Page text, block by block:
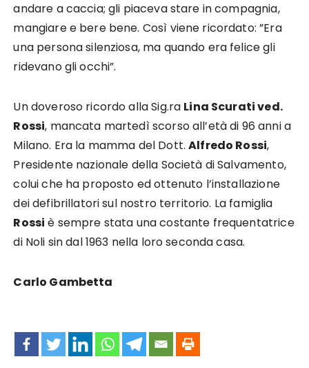
andare a caccia; gli piaceva stare in compagnia,
mangiare e bere bene. Così viene ricordato: ”Era
una persona silenziosa, ma quando era felice gli
ridevano gli occhi”.
Un doveroso ricordo alla Sig.ra Lina Scurati ved.
Rossi, mancata martedì scorso all’età di 96 anni a
Milano. Era la mamma del Dott.Alfredo Rossi,
Presidente nazionale della Società di Salvamento,
colui che ha proposto ed ottenuto l’installazione
dei defibrillatori sul nostro territorio. La famiglia
Rossi è sempre stata una costante frequentatrice
di Noli sin dal 1963 nella loro seconda casa.
Carlo Gambetta